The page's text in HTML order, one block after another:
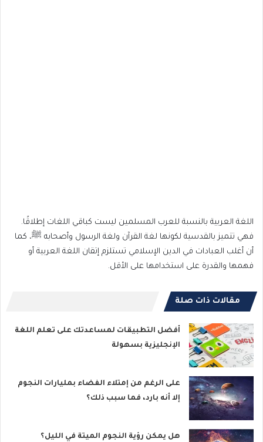
اللغة العربية بالنسبة للعرب المسلمين ليست كباقي اللغات إطلاقًا.
فهي تتميز بالقدسية لكونها لغة القرآن ولغة الرسول وأصحابه ﷺ، كما
أن أغلب العبادات في الدين الإسلامي تستلزم إتقان اللغة العربية أو
فهمها والقدرة على استخدامها على الأقل.
مقالات ذات صلة
أفضل التطبيقات لمساعدتك على تعلم اللغة
الإنجليزية بسهولة
على الرغم من إمتلاء الفضاء بمليارات النجوم
إلا أنه بارد، فما سبب ذلك؟
هل يمكن رؤية النجوم الميتة في الليل؟